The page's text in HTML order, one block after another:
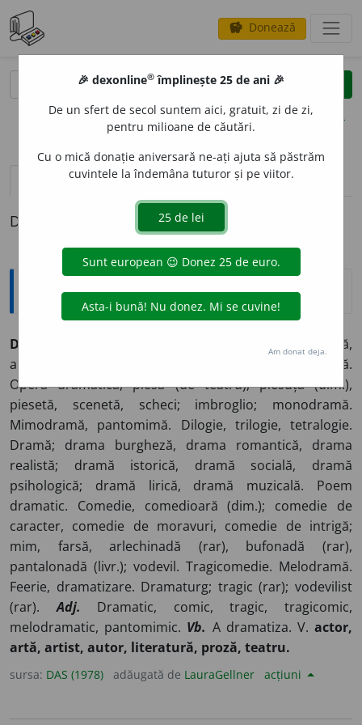
savings Donează
clear
opțiuni
definiții (1) pronunțievolume_up (21)
Definiția cu ID-ul 964443:
Sinonime
DRAMATURGIE.
Dramaturgie, artă dramatică,
artă teatrală, teatru; gen dramatic, specie dramatică.
Operă dramatică, piesă (de teatru), piesuță (dim.),
piesetă, scenetă, scheci; imbroglio; monodramă.
Mimodramă, pantomimă. Dilogie, trilogie, tetralogie.
Dramă; drama burgheză, drama romantică, drama
realistă; dramă istorică, dramă socială, dramă
psihologică; dramă lirică, dramă muzicală. Poem
dramatic. Comedie, comedioară (dim.); comedie de
caracter, comedie de moravuri, comedie de intrigă;
mim, farsă, arlechinadă (rar), bufonadă (rar),
pantalonadă (livr.); vodevil. Tragicomedie. Melodramă.
Feerie, dramatizare. Dramaturg; tragic (rar); vodevilist
(rar).Adj. Dramatic, comic, tragic, tragicomic,
melodramatic, pantomimic. Vb. A dramatiza. V.actor,
artă, artist, autor, literatură, proză, teatru.
sursa: DAS (1978) adăugată de LauraGellner acțiuni
🎉 dexonline® împlinește 25 de ani 🎉
De un sfert de secol suntem aici, gratuit, zi de zi,
pentru milioane de căutări.
Cu o mică donație aniversară ne-ați ajuta să păstrăm
cuvintele la îndemâna tuturor și pe viitor.
Am donat deja.